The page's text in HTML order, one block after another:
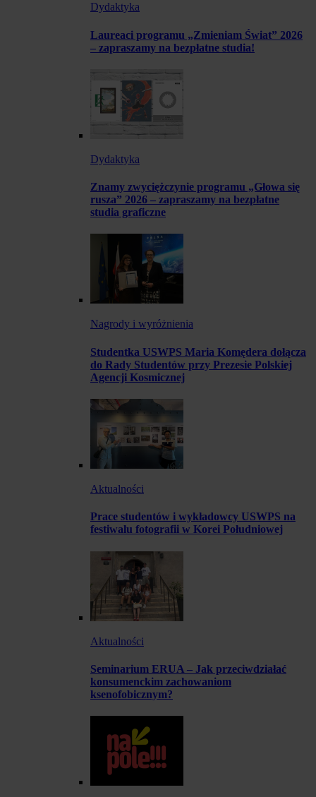
Dydaktyka
Laureaci programu „Zmieniam Świat” 2026
– zapraszamy na bezpłatne studia!
Dydaktyka
Znamy zwyciężczynie programu „Głowa się
rusza” 2026 – zapraszamy na bezpłatne
studia graficzne
Nagrody i wyróżnienia
Studentka USWPS Maria Komędera dołącza
do Rady Studentów przy Prezesie Polskiej
Agencji Kosmicznej
Aktualności
Prace studentów i wykładowcy USWPS na
festiwalu fotografii w Korei Południowej
Aktualności
Seminarium ERUA – Jak przeciwdziałać
konsumenckim zachowaniom
ksenofobicznym?